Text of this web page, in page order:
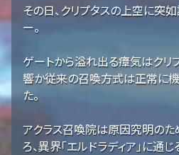
その日、クリプタスの上空に突
ー。
ゲートから溢れ出る瘴気はクリ
響か従来の召喚方式は正常に機
た。
アクラス召喚院は原因究明のた
ろ、異界「エルドラディア」に通